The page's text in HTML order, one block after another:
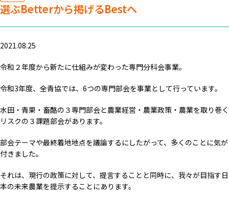
選ぶBetterから掲げるBestへ
2021.08.25
令和２年度から新たに仕組みが変わった専門分科会事業。
令和3年度、全青協では、6つの専門部会を事業として行っています。
水田・青果・畜酪の３専門部会と農業経営・農業政策・農業を取り巻く
リスクの３課題部会があります。
部会テーマや最終着地地点を議論するにしたがって、多くのことに気が
付きました。
それは、現行の政策に対して、提言することと同時に、我々が目指す日
本の未来農業を提示することにあります。